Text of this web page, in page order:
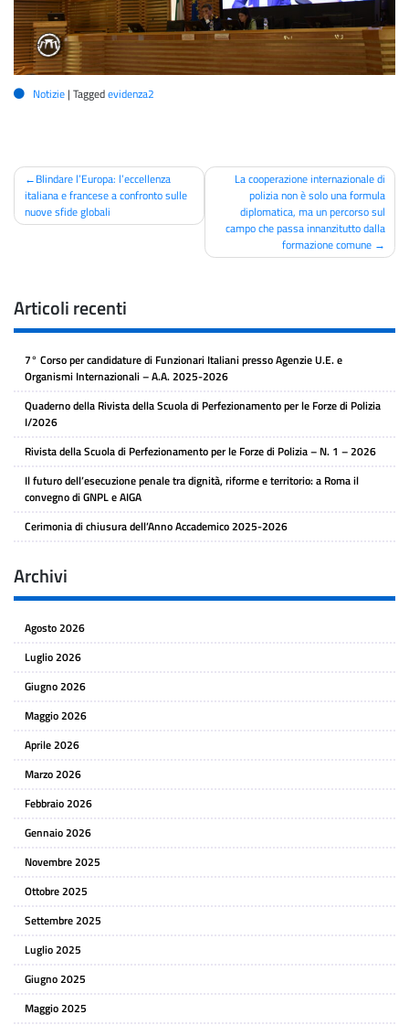
Notizie | Taggedevidenza2
Navigazione
articoli
Blindare l’Europa: l’eccellenza
italiana e francese a confronto sulle
nuove sfide globali
La cooperazione internazionale di
polizia non è solo una formula
diplomatica, ma un percorso sul
campo che passa innanzitutto dalla
formazione comune
Articoli recenti
7° Corso per candidature di Funzionari Italiani presso Agenzie U.E. e
Organismi Internazionali – A.A. 2025-2026
Quaderno della Rivista della Scuola di Perfezionamento per le Forze di Polizia
I/2026
Rivista della Scuola di Perfezionamento per le Forze di Polizia – N. 1 – 2026
Il futuro dell’esecuzione penale tra dignità, riforme e territorio: a Roma il
convegno di GNPL e AIGA
Cerimonia di chiusura dell’Anno Accademico 2025-2026
Archivi
Agosto 2026
Luglio 2026
Giugno 2026
Maggio 2026
Aprile 2026
Marzo 2026
Febbraio 2026
Gennaio 2026
Novembre 2025
Ottobre 2025
Settembre 2025
Luglio 2025
Giugno 2025
Maggio 2025